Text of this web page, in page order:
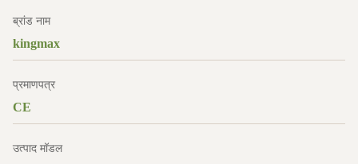
ब्रांड नाम
kingmax
प्रमाणपत्र
CE
उत्पाद मॉडल